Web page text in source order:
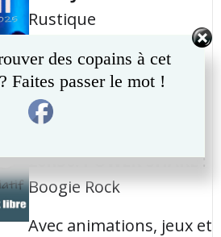
Rustique
17h30 – Prix libre
18h30: NERAMI
Malien
20h30: POWER SHAKE:
Boogie Rock
Avec animations, jeux et
des copains à cet
Faites passer le mot !